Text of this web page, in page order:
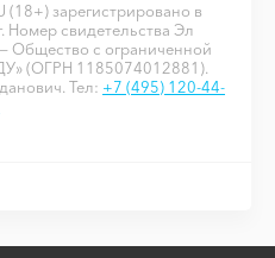
(18+) зарегистрировано в
Номер свидетельства Эл
Общество с ограниченной
(ОГРН 1185074012881).
Тел: +7 (495) 120-44-